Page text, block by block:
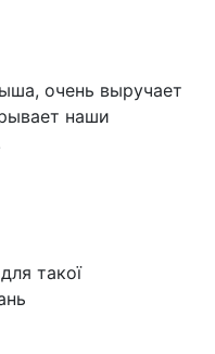
очень выручает
наши
такої